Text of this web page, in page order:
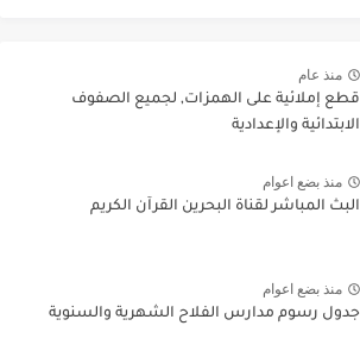
منذ عام
قطع إملائية على الهمزات, لجميع الصفوف
الابتدائية والإعدادية
منذ بضع اعوام
البث المباشر لقناة البحرين القرآن الكريم
منذ بضع اعوام
جدول رسوم مدارس الفلاح الشهرية والسنوية